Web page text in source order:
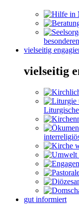
vielseitig
vielseitig
gut informiert